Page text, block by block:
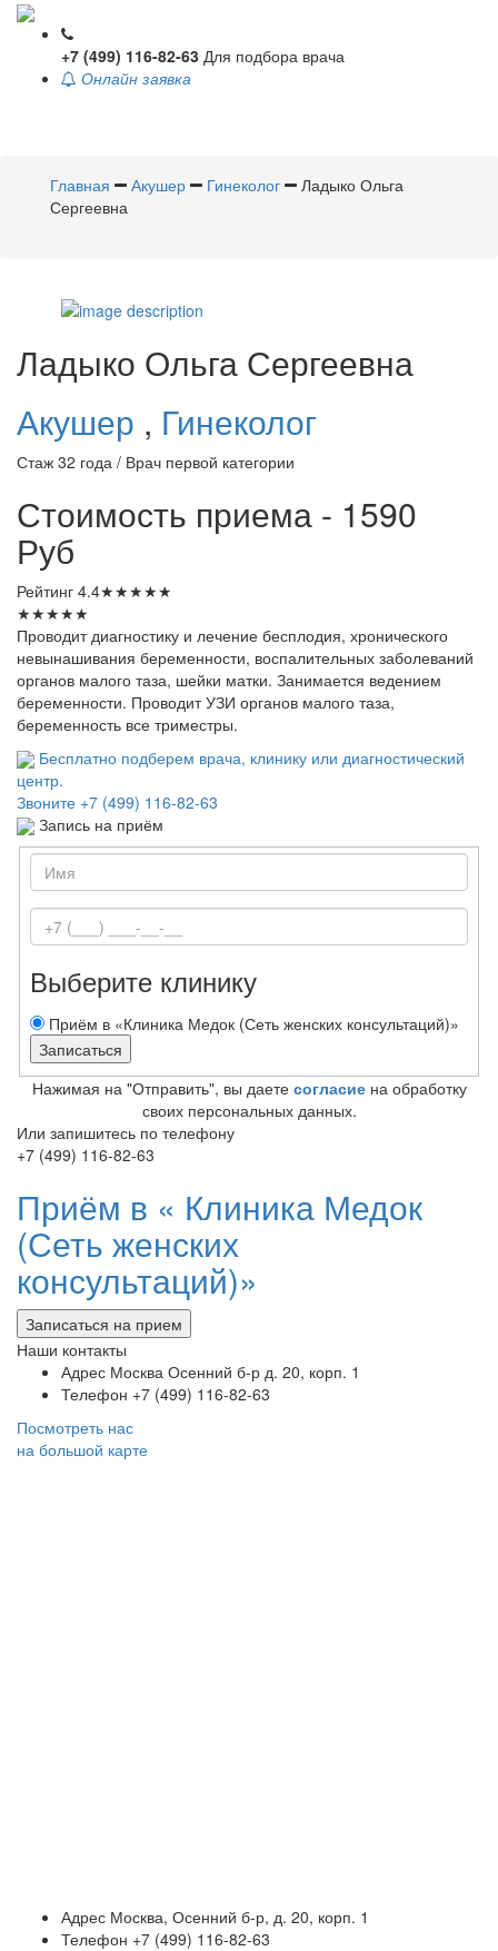
+7 (499) 116-82-63 Для подбора врача
Онлайн заявка
Главная
Акушер Гинеколог
Ладыко Ольга
Сергеевна
Ладыко Ольга Сергеевна
Акушер , Гинеколог
Стаж 32 года / Врач первой категории
Стоимость приема - 1590
Руб
Рейтинг 4.4★★★★★
★★★★★
Проводит диагностику и лечение бесплодия, хронического
невынашивания беременности, воспалительных заболеваний
органов малого таза, шейки матки. Занимается ведением
беременности. Проводит УЗИ органов малого таза,
беременность все триместры.
Бесплатно подберем врача, клинику или диагностический
центр.
Звоните +7 (499) 116-82-63
Запись на приём
Выберите клинику
Приём в «Клиника Медок (Сеть женских консультаций)»
Нажимая на "Отправить", вы даете согласиена обработку
своих персональных данных.
Или запишитесь по телефону
+7 (499) 116-82-63
Приём в « Клиника Медок
(Сеть женских
консультаций)»
Записаться на прием
Наши контакты
Адрес Москва Осенний б-р д. 20, корп. 1
Телефон +7 (499) 116-82-63
Посмотреть нас
на большой карте
Адрес Москва, Осенний б-р, д. 20, корп. 1
Телефон +7 (499) 116-82-63